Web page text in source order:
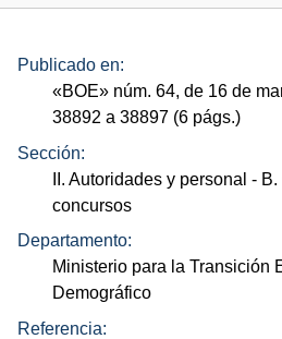
Publicado en:
«BOE» núm. 64, de 16 de
38892 a 38897 (6 págs.)
Sección:
II. Autoridades y personal - B.
concursos
Departamento:
Ministerio para la Transición
Demográfico
Referencia: